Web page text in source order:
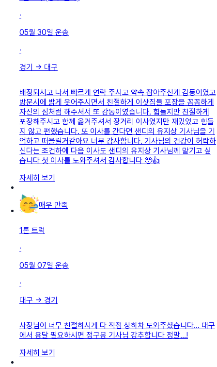
·
05월 30일 운송
·
경기 → 대구
배정되시고 나서 빠르게 연락 주시고 약속 잡아주신게 감동이였고
방문시에 밝게 웃어주시면서 친절하게 이삿짐들 포장을 꼼꼼하게
자신의 짐처럼 해주셔서 또 감동이였습니다. 힘들지만 친절하게
포장해주시고 함께 옮겨주셔서 장거리 이사였지만 재밌었고 힘들
지 않고 편했습니다. 또 이사를 간다면 샌디의 유지상 기사님을 기
억하고 떠올릴거같아요 너무 감사합니다. 기사님의 건강이 허락하
신다는 조건하에 다음 이사도 샌디의 유지상 기사님께 맡기고 싶
습니다 첫 이사를 도와주셔서 감사합니다 🥹👍
자세히 보기
매우 만족
1톤 트럭
·
05월 07일 운송
·
대구 → 경기
사장님이 너무 친절하시게 다 직접 상하차 도와주셨습니다… 대구
에서 용달 필요하시면 정구봉 기사님 강추합니다 정말…!
자세히 보기